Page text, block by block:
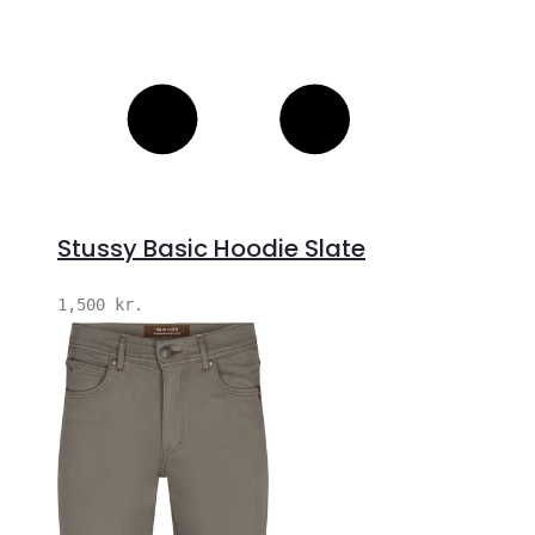
Stussy Basic Hoodie Slate
1,500 kr.